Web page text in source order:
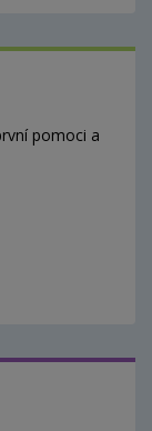
pomoci a